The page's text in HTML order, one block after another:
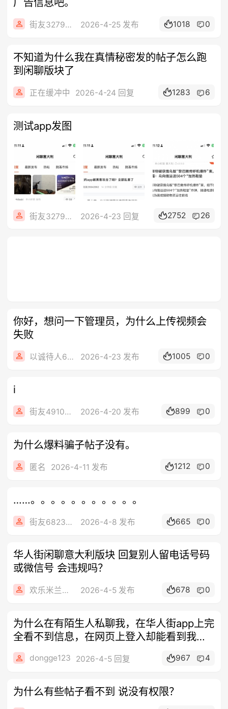
街友32790849 2026-4-25 发布 1018 0
不知道为什么我在真情秘密发的帖子怎么跑
到闲聊版块了
正在缓冲中 2026-4-24 回复 1283 6
测试app发图
街友32790849 2026-4-23 回复 2752 26
你好，想问一下管理员，为什么上传视频会
失败
以诚待人666 2026-4-23 发布 1005 0
i
街友49104296 2026-4-20 发布 899 0
为什么爆料骗子帖子没有。
匿名 2026-4-11 发布 1212 0
……。。。。。。。。。。。
街友68234212 2026-4-8 发布 665 0
华人街闲聊意大利版块 回复别人留电话号码
或微信号 会违规吗？
欢乐米兰租房 2026-4-5 发布 678 0
为什么在有陌生人私聊我，在华人街app上完
全看不到信息，在网页上登入却能看到我用
的是最新版google商店下载的华人街
dongge123 2026-4-5 回复 967 4
为什么有些帖子看不到 说没有权限？